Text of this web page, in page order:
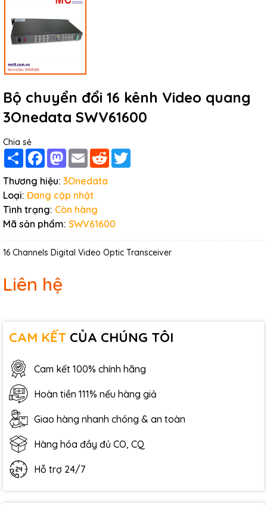
Bộ chuyển đổi 16 kênh Video quang
3Onedata SWV61600
Chia sẻ
Share FacebookMastodon
Email Reddit
Thương hiệu: 3Onedata
Loại: Đang cập nhật
Tình trạng: Còn hàng
Mã sản phẩm: SWV61600
16 Channels Digital Video Optic Transceiver
Liên hệ
CAM KẾT CỦA CHÚNG TÔI
Cam kết 100% chính hãng
Hoàn tiền 111% nếu hàng giả
Giao hàng nhanh chóng & an toàn
Hàng hóa đầy đủ CO, CQ
Hỗ trợ 24/7